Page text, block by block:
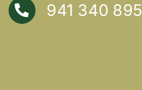
941 340 895